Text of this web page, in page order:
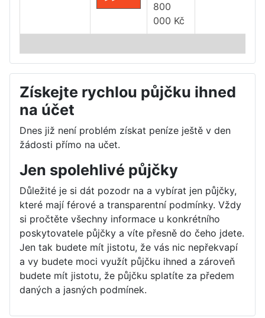
800
000 Kč
Získejte rychlou půjčku ihned
na účet
Dnes již není problém získat peníze ještě v den
žádosti přímo na učet.
Jen spolehlivé půjčky
Důležité je si dát pozodr na a vybírat jen půjčky,
které mají férové a transparentní podmínky. Vždy
si pročtěte všechny informace u konkrétního
poskytovatele půjčky a víte přesně do čeho jdete.
Jen tak budete mít jistotu, že vás nic nepřekvapí
a vy budete moci využít půjčku ihned a zároveň
budete mít jistotu, že půjčku splatíte za předem
daných a jasných podmínek.